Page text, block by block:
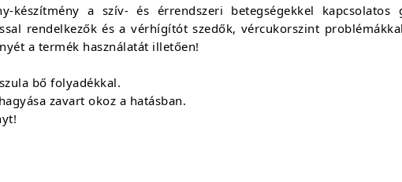
készítmény a szív- és érrendszeri betegségekkel
rendelkezők és a vérhígítót szedők, vércukorszint
a termék használatát illetően!
bő folyadékkal.
zavart okoz a hatásban.